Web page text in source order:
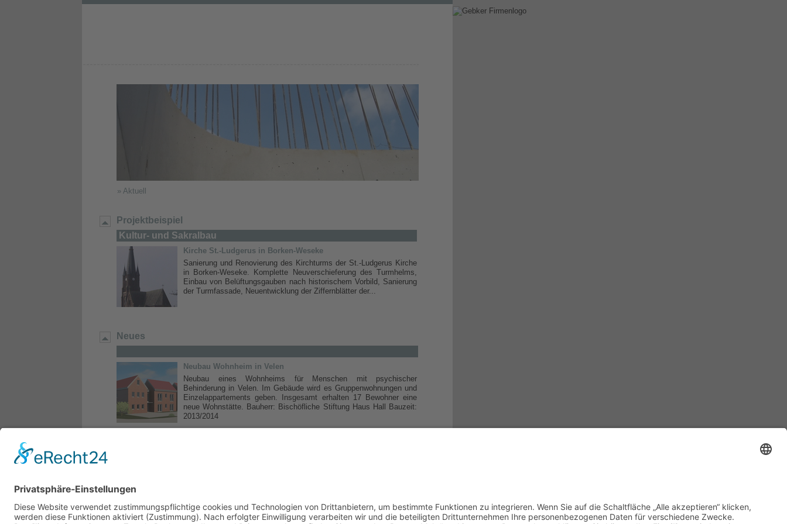
» Aktuell
Projektbeispiel
Kultur- und Sakralbau
Kirche St.-Ludgerus in Borken-Weseke
Sanierung und Renovierung des Kirchturms der St.-Ludgerus Kirche
in Borken-Weseke. Komplette Neuverschieferung des Turmhelms,
Einbau von Belüftungsgauben nach historischem Vorbild, Sanierung
der Turmfassade, Neuentwicklung der Ziffernblätter der...
Neues
Neubau Wohnheim in Velen
Neubau eines Wohnheims für Menschen mit psychischer
Behinderung in Velen. Im Gebäude wird es Gruppenwohnungen und
Einzelappartements geben. Insgesamt erhalten 17 Bewohner eine
neue Wohnstätte. Bauherr: Bischöfliche Stiftung Haus Hall Bauzeit:
2013/2014